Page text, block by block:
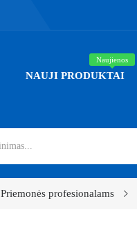
NAUJI PRODUKTAI
Naujienos
Priemonės profesionalams